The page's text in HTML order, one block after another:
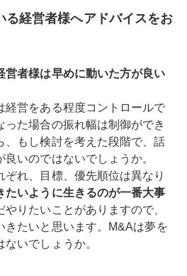
る経営者様へアドバイスをお
営者様は早めに動いた方が良い
経営をある程度コントロールで
った場合の振れ幅は制御ができ
、もし検討を考えた段階で、話
いのではないでしょうか。
れ、目標、優先順位は異なり
たいように生きるのが一番大事
やりたいことがありますので、
きたいと思います。M&Aは夢を
いでしょうか。